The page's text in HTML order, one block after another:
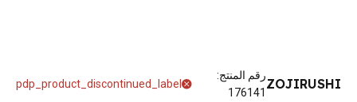
ZOJIRUSHI
رقم المنتج:
176141
pdp_product_discontinued_label